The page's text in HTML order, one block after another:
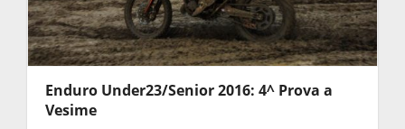
Enduro Under23/Senior 2016: 4^ Prova a
Vesime